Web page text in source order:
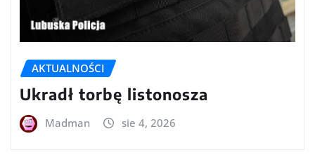
AKTUALNOŚCI
Ukradł torbę listonosza
Madman sie 4, 2026